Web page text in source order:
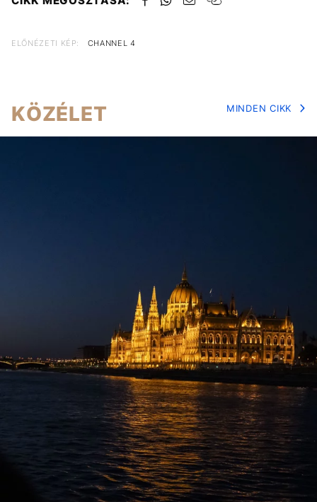
ELŐNÉZETI KÉP: CHANNEL 4
KÖZÉLET MINDEN CIKK